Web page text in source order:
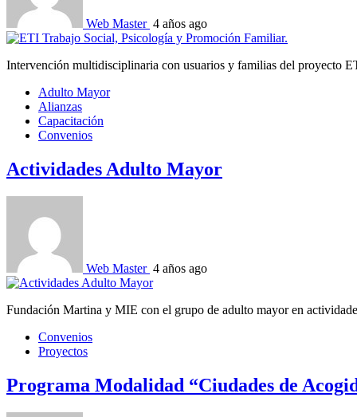
Web Master 4 años ago
Intervención multidisciplinaria con usuarios y familias del proyecto
Adulto Mayor
Alianzas
Capacitación
Convenios
Actividades Adulto Mayor
Web Master 4 años ago
Fundación Martina y MIE con el grupo de adulto mayor en
Convenios
Proyectos
Programa Modalidad “Ciudades de